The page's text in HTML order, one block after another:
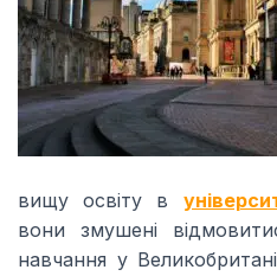
Expert Advice.
вищу освіту в
вони змушені
навчання у